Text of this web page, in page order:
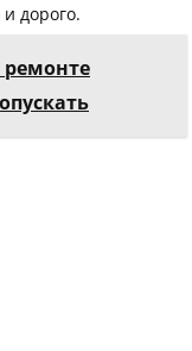
дорого.